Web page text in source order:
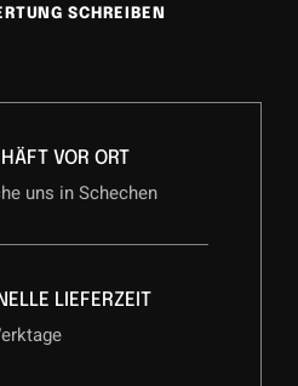
SCHREIBEN
VOR ORT
uns in Schechen
LIEFERZEIT